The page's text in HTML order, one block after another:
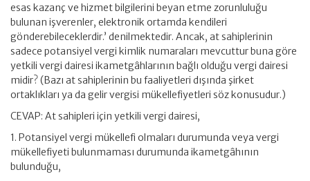
esas kazanç ve hizmet bilgilerini beyan etme zorunluluğu
bulunan işverenler, elektronik ortamda kendileri
gönderebileceklerdir.’ denilmektedir. Ancak, at sahiplerinin
sadece potansiyel vergi kimlik numaraları mevcuttur buna göre
yetkili vergi dairesi ikametgâhlarının bağlı olduğu vergi dairesi
midir? (Bazı at sahiplerinin bu faaliyetleri dışında şirket
ortaklıkları ya da gelir vergisi mükellefiyetleri söz konusudur.)
CEVAP: At sahipleri için yetkili vergi dairesi,
1. Potansiyel vergi mükellefi olmaları durumunda veya vergi
mükellefiyeti bulunmaması durumunda ikametgâhının
bulunduğu,